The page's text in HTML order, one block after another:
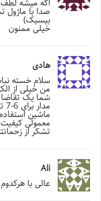
اگه میشه
صدا با ماژول
بیسیک)
خیلی ممنون
هادی
سلام خسته
من خیلی از
شما یک
ماشین
معمولی کیفیت
تشکر از
Ali
عالی با